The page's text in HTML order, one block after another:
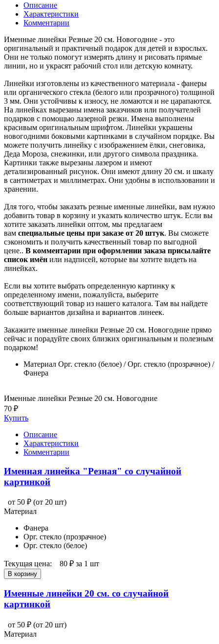
Описание
Характеристики
Комментарии
Именные линейки Резные 20 см. Новогодние - это
оригинальный и практичный подарок для детей и взрослых.
Они не только помогут измерять длину и рисовать прямые
линии, но и украсят рабочий стол или детскую комнату.
Линейки изготовлены из качественного материала - фанеры
или органического стекла (белого или прозрачного) толщиной
3 мм. Они устойчивы к износу, не ломаются и не царапаются.
На линейках вырезаны имена заказчиков или получателей
подарков с помощью лазерной резки. Имена выполнены
красивым оригинальным шрифтом. Линейки украшены
новогодними боковыми картинками в случайном порядке. Вы
можете получить линейку с изображением ёлки, снеговика,
Деда Мороза, снежинки, или другого символа праздника.
Картинки также вырезаны лазером и имеют
детализированный рисунок. Они имеют длину 20 см. и шкалу
в сантиметрах и миллиметрах. Они удобны в использовании и
хранении.
Для того, чтобы заказать резные именные линейки, вам нужно
добавить товар в корзину и указать количество штук. Если вы
хотите заказать линейки оптом, мы предлагаем
вам специальные цены при заказе от 20 штук. Вы сможете
сэкономить и получить качественный товар по выгодной
цене.. В комментарии при оформлении заказа присылайте
список имён или надписей, которые вы хотите видеть на
линейках.
Если вы хотите выбрать определенную картинку к
определенному имени, пожалуйста, выберите
соответствующий товар из нашего каталога. Там вы найдете
больше вариантов дизайна и вариантов линеек.
Закажите именные линейки Резные 20 см. Новогодние прямо
сейчас и порадуйте своих близких оригинальным и полезным
подарком!
Материал Орг. стекло (белое) / Орг. стекло (прозрачное) /
Фанера
Именные линейки Резные 20 см. Новогодние
70 ₽
Купить
Описание
Характеристики
Комментарии
Именная линейка "Резная" со случайной
картинкой
от 50 ₽ (от 20 шт)
Материал
Фанера
Орг. стекло (прозрачное)
Орг. стекло (белое)
Текущая цена: 80 ₽ за 1 шт
В корзину
Именные линейки 20 см. со случайной
картинкой
от 50 ₽ (от 20 шт)
Материал